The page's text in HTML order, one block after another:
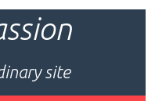
site